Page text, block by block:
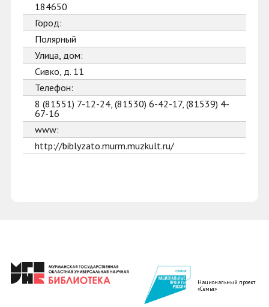
184650
Город:
Полярный
Улица, дом:
Сивко, д. 11
Телефон:
8 (81551) 7-12-24, (81530) 6-42-17, (81539) 4-
67-16
www:
http://biblyzato.murm.muzkult.ru/
Национальный проект
«Семья»